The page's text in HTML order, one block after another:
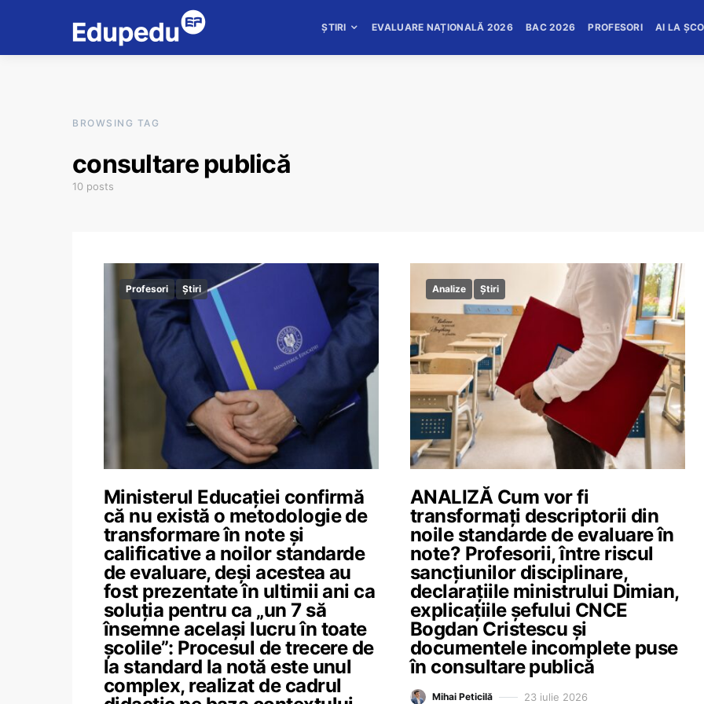
ȘTIRI EVALUARE NAȚIONALĂ 2026 BAC 2026 PROFESORI AI LA
BROWSING TAG
consultare publică
10 posts
Profesori Știri
Ministerul Educației confirmă
că nu există o metodologie de
transformare în note și
calificative a noilor standarde
de evaluare, deși acestea au
fost prezentate în ultimii ani ca
soluția pentru ca „un 7 să
însemne același lucru în toate
școlile”: Procesul de trecere de
la standard la notă este unul
complex, realizat de cadrul
Analize Știri
ANALIZĂ Cum vor fi
transformați descriptorii din
noile standarde de evaluare în
note? Profesorii, între riscul
sancțiunilor disciplinare,
declarațiile ministrului Dimian,
explicațiile șefului CNCE
Bogdan Cristescu și
documentele incomplete puse
în consultare publică
Mihai Peticilă 23 iulie 2026